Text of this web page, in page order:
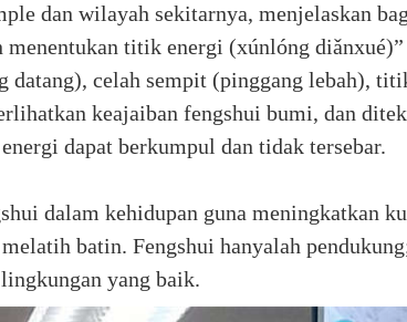
dan wilayah sekitarnya, menjelaskan
menentukan titik energi (xúnlóng
celah sempit (pinggang lebah),
keajaiban fengshui bumi, dan
dapat berkumpul dan tidak tersebar.
dalam kehidupan guna meningkatkan
batin. Fengshui hanyalah
yang baik.